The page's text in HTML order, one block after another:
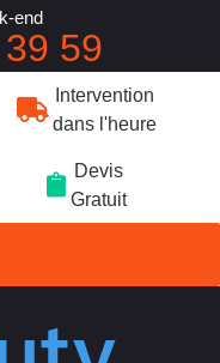
Intervention
dans l'heure
Devis
Gratuit
end
59